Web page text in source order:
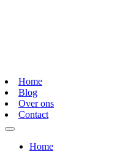
Home
Blog
Over ons
Contact
Home